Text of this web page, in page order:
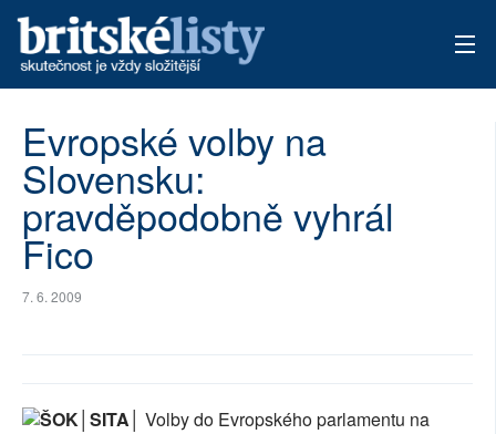
ARCHIV
TÉMATA
AUTOŘI
Evropské volby na
Slovensku:
pravděpodobně vyhrál
Fico
7. 6. 2009
ŠOK│SITA│
Volby do Evropského parlamentu na